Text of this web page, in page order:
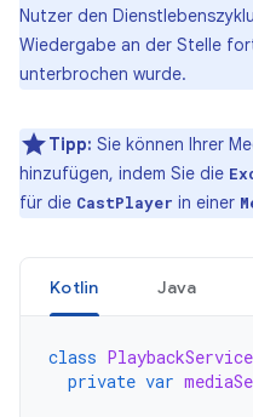
Nutzer den
Wiedergabe an der Stelle
unterbrochen wurde.
Tipp: Sie können Ihrer
hinzufügen, indem Sie die
für die CastPlayer in einer
Kotlin Java
class PlaybackService
private var